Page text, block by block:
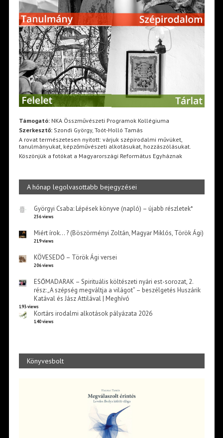
Támogató:NKA Összművészeti Programok Kollégiuma
Szerkesztő:Szondi György, Toót-Holló Tamás
A rovat természetesen nyitott: várjuk szépirodalmi művüket,
tanulmányukat, képzőművészeti alkotásukat, hozzászólásukat.
Köszönjük a fotókat a Magyarországi Református Egyháznak
A hónap legolvasottabb bejegyzései
Györgyi Csaba: Lépések könyve (napló) – újabb részletek*
256 views
Miért írok… ? (Böszörményi Zoltán, Magyar Miklós, Török Ági)
219 views
KÖVESEDŐ – Török Ági versei
206 views
ESŐMADARAK – Spirituális költészeti nyári est-sorozat, 2.
rész: „A szépség megváltja a világot” – beszélgetés Huszárik
Katával és Jász Attilával | Meghívó
193 views
Kortárs irodalmi alkotások pályázata 2026
140 views
Könyvesbolt